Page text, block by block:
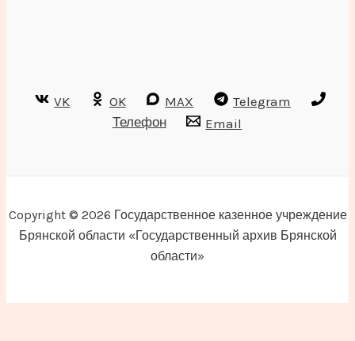
VK OK MAX
Telegram
Телефон
Email
Copyright © 2026 Государственное казенное учреждение
Брянской области «Государственный архив Брянской
области»